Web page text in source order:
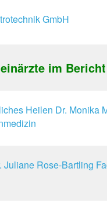
GmbH
im Bericht
Heilen Dr. Monika
Juliane Rose-Bartling